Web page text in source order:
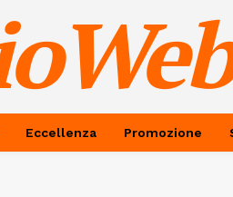
Eccellenza Promozione